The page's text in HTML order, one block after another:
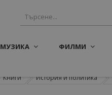
МУЗИКА ФИЛМИ
Книги История и политика